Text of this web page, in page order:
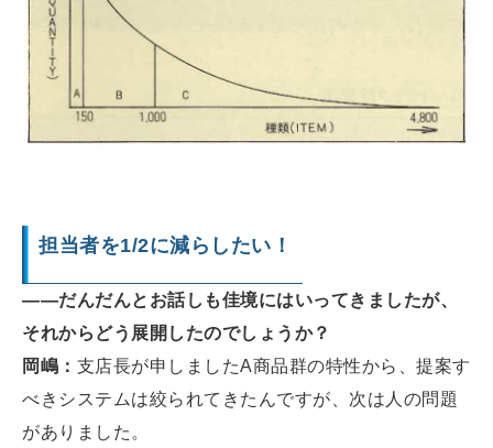
担当者を1/2に減らしたい！
――だんだんとお話しも佳境にはいってきましたが、
それからどう展開したのでしょうか？
岡嶋： 支店長が申しましたA商品群の特性から、提案す
べきシステムは絞られてきたんですが、次は人の問題
がありました。